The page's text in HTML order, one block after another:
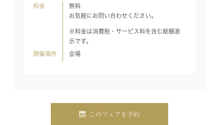
料金
無料
お気軽にお問い合わせください。
※料金は消費税・サービス料を含む総額表
示です。
開催場所 会場
このフェアを予約